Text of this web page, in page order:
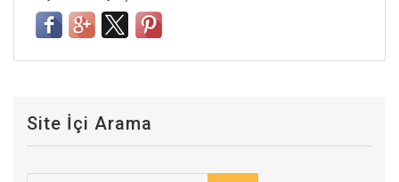
Site İçi Arama